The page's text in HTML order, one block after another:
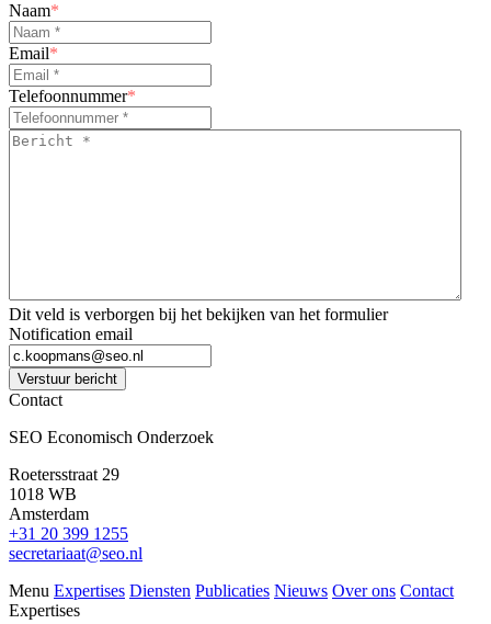
Naam*
Email*
Telefoonnummer*
Bericht
Dit veld is verborgen bij het bekijken van het formulier
Notification email
Verstuur bericht
Contact
SEO Economisch Onderzoek
Roetersstraat 29
1018 WB
Amsterdam
+31 20 399 1255
secretariaat@seo.nl
Menu Expertises Diensten Publicaties Nieuws Over ons Contact
Expertises